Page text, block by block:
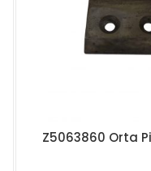
Z5063860 Orta